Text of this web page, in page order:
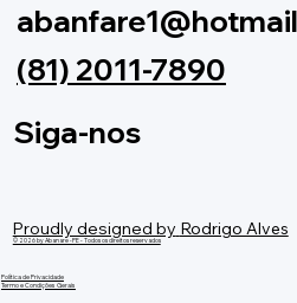
(81) 2011-7890
Siga-nos
Proudly designed by Rodrigo Alves
© 2026 by Abanare -PE - Todos os direitos reservados
Política de Privacidade
Termo e Condições Gerais